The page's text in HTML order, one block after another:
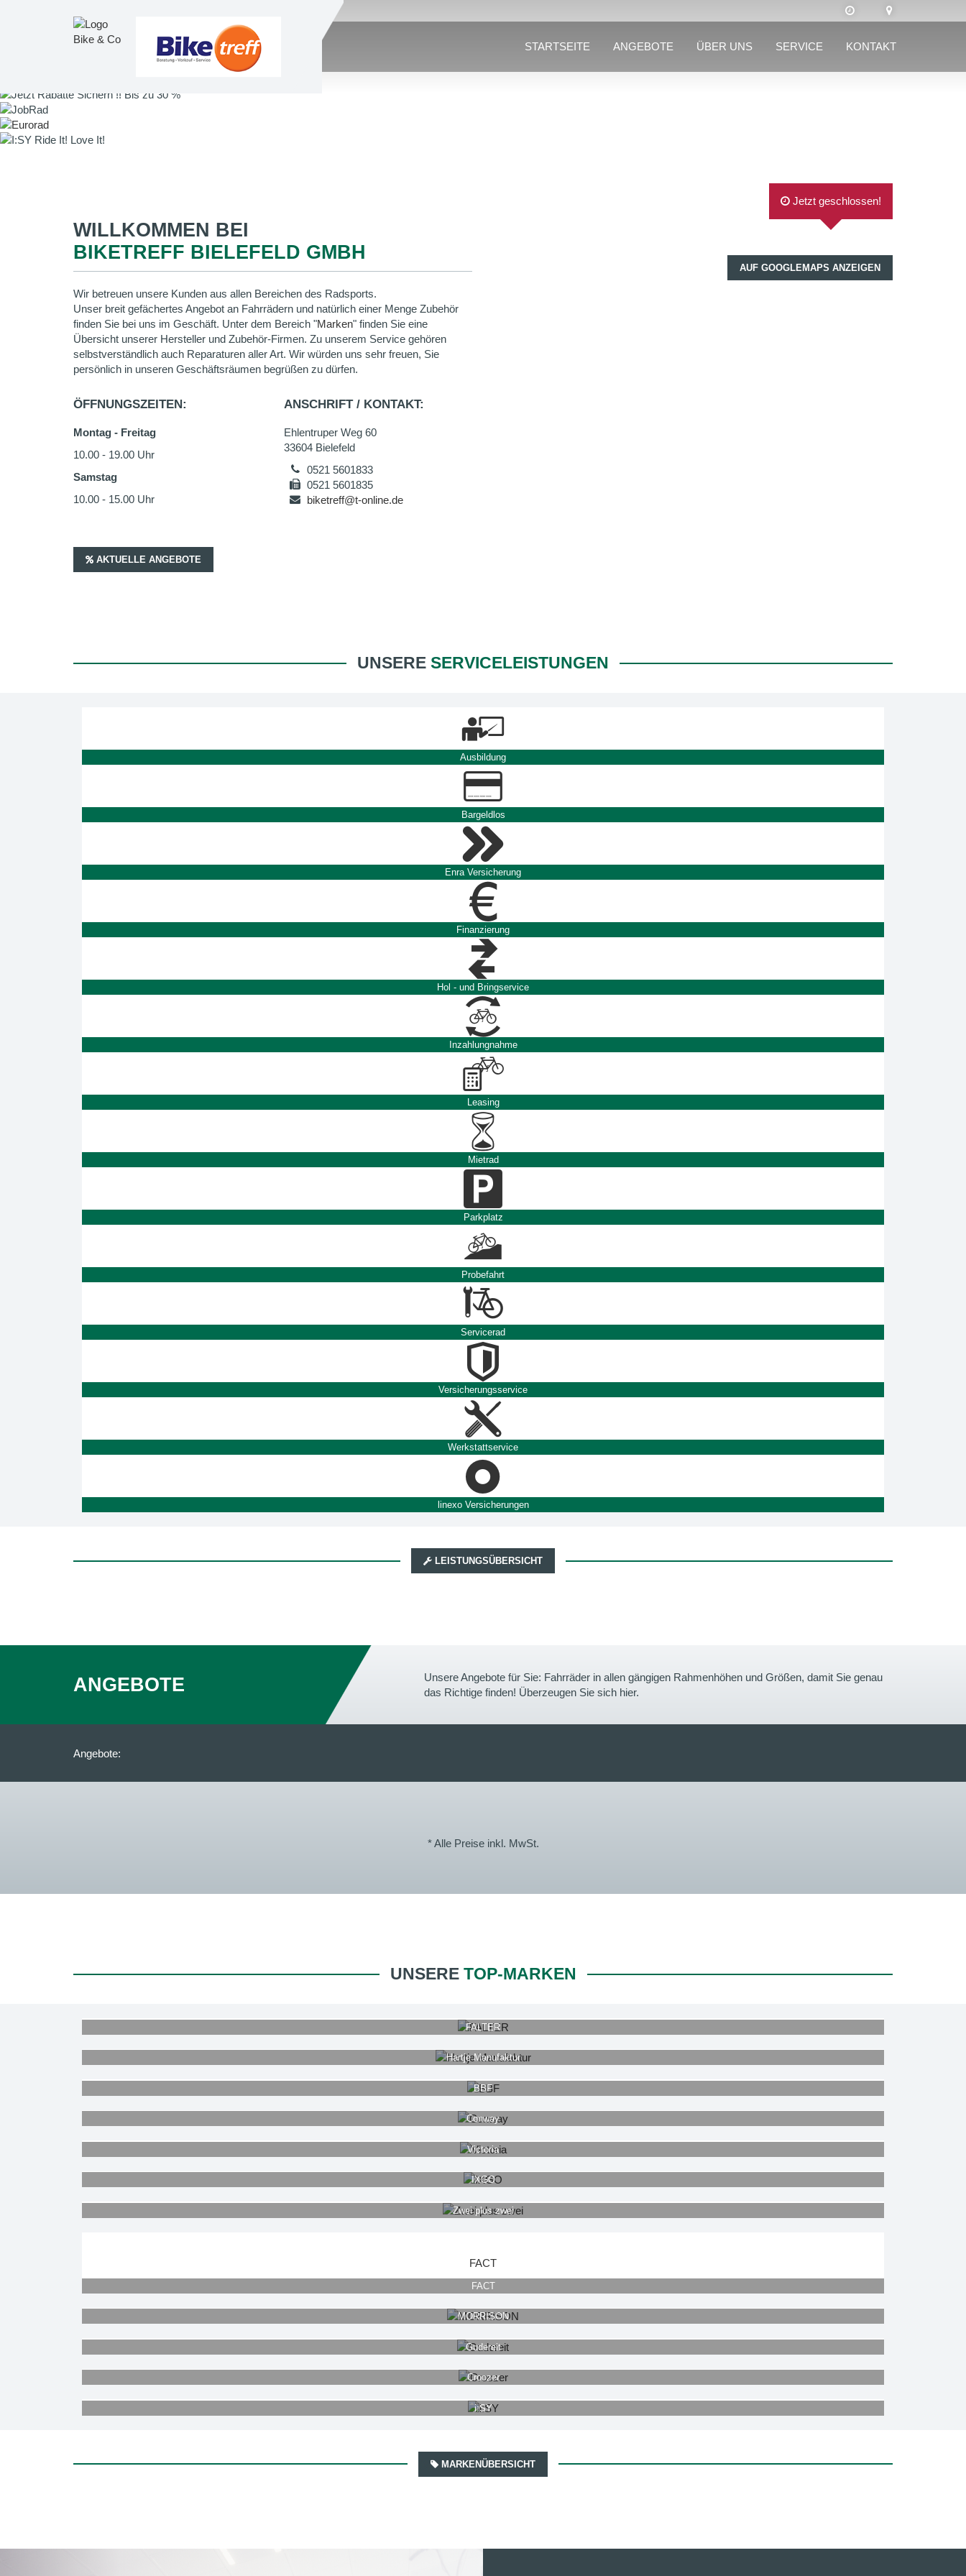
STARTSEITE ANGEBOTE ÜBER UNS SERVICE KONTAKT
WILLKOMMEN BEI
BIKETREFF BIELEFELD GMBH
Wir betreuen unsere Kunden aus allen Bereichen des Radsports.
Unser breit gefächertes Angebot an Fahrrädern und natürlich einer Menge Zubehör
finden Sie bei uns im Geschäft. Unter dem Bereich "Marken" finden Sie eine
Übersicht unserer Hersteller und Zubehör-Firmen. Zu unserem Service gehören
selbstverständlich auch Reparaturen aller Art. Wir würden uns sehr freuen, Sie
persönlich in unseren Geschäftsräumen begrüßen zu dürfen.
ÖFFNUNGSZEITEN:
Montag - Freitag
10.00 - 19.00 Uhr
Samstag
10.00 - 15.00 Uhr
ANSCHRIFT / KONTAKT:
Ehlentruper Weg 60
33604 Bielefeld
0521 5601833
0521 5601835
biketreff@t-online.de
AUF GOOGLEMAPS ANZEIGEN
Jetzt geschlossen!
AKTUELLE ANGEBOTE
UNSERE SERVICELEISTUNGEN
Ausbildung
Bargeldlos
Enra Versicherung
Finanzierung
Hol - und Bringservice
Inzahlungnahme
Leasing
Mietrad
Parkplatz
Probefahrt
Servicerad
Versicherungsservice
Werkstattservice
linexo Versicherungen
LEISTUNGSÜBERSICHT
ANGEBOTE
Unsere Angebote für Sie: Fahrräder in allen gängigen Rahmenhöhen und Größen, damit Sie genau
das Richtige finden! Überzeugen Sie sich hier.
Angebote:
* Alle Preise inkl. MwSt.
UNSERE TOP-MARKEN
FALTER
Hartje Manufaktur
BBF
Conway
Victoria
IXGO
Zwei plus zwei
FACT
FACT
MORRISON
Gudereit
Croozer
i:SY
MARKENÜBERSICHT